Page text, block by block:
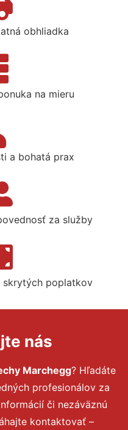
obhliadka
na mieru
a bohatá prax
za služby
skrytých poplatkov
nás
Marchegg? Hľadáte
profesionálov za
či nezáväznú
kontaktovať –